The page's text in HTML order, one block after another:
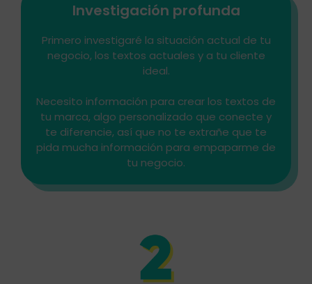
Investigación profunda
Primero investigaré la situación actual de tu
negocio, los textos actuales y a tu cliente
ideal.
Necesito información para crear los textos de
tu marca, algo personalizado que conecte y
te diferencie, así que no te extrañe que te
pida mucha información para empaparme de
tu negocio.